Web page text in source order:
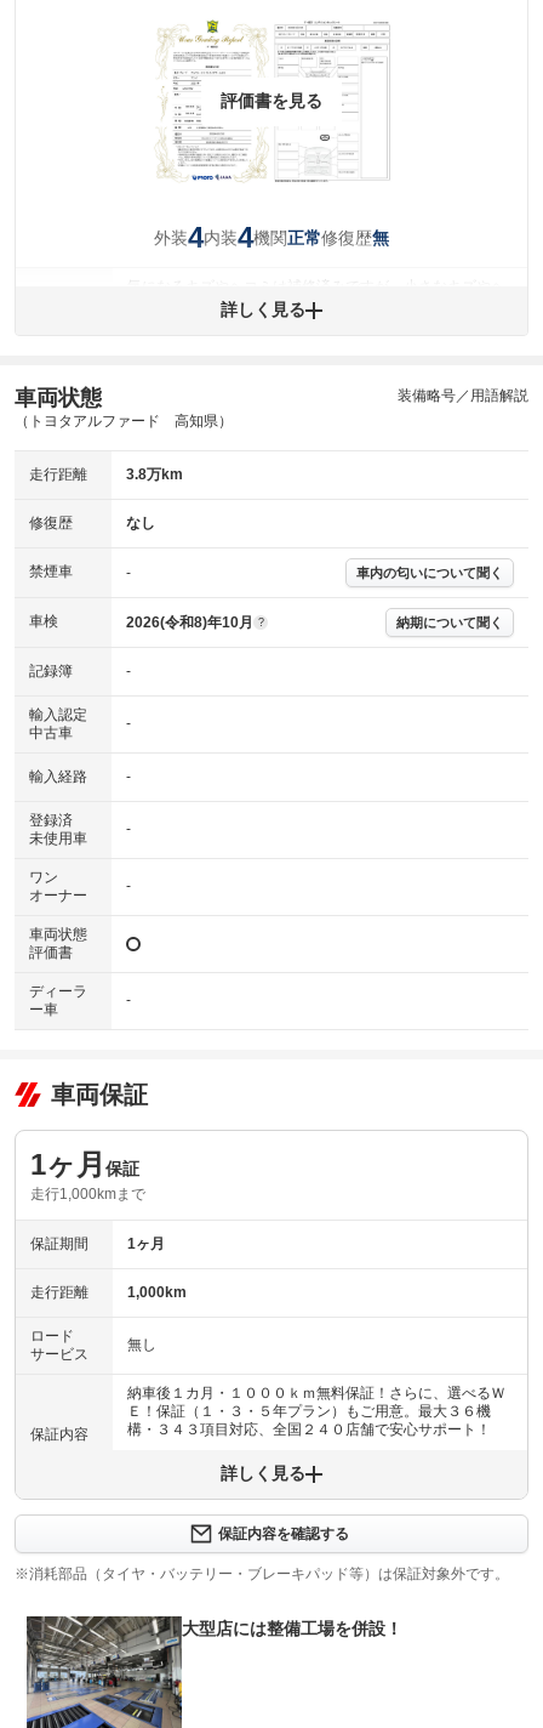
評価書を見る
外装4内装4機関正常修復歴無
コミが残っています。
(内装状態)
機関 主要機関に不具合はありません。
修復歴 詳細は鑑定書をご確認ください。
※グー鑑定は保証サービスではございません。購入時は必ず現車をご確認
※実際にお渡しするコンディションチェックシートにつきましては、形式
※グー鑑定の評価はあくまでも記載している鑑定日の鑑定結果となりま
す。車両情報等の詳細は各販売店へお問い合わせ下さい。
詳しく見る
車両状態
（トヨタアルファード 高知県）
装備略号／用語解説
走行距離 3.8万km
修復歴 なし
禁煙車 - 車内の匂いについて聞く
車検 2026(令和8)年10月 ? 納期について聞く
記録簿 -
輸入認定
中古車
-
輸入経路 -
登録済
未使用車
-
ワン
オーナー
-
車両状態
評価書
ディーラ
ー車
-
車両保証
1ヶ月 保証
走行1,000kmまで
保証期間 1ヶ月
走行距離 1,000km
ロード
サービス
無し
保証内容
納車後１カ月・１０００ｋｍ無料保証！さらに、選べるＷ
Ｅ！保証（１・３・５年プラン）もご用意。最大３６機
構・３４３項目対応、全国２４０店舗で安心サポート！
保証内容について問い合わせる
納車後１ヶ月・１０００ｋｍ以内は３６機構・３４３項目
を保証いたします。詳しくは販売店までお問い合わせ下さ
い。
上限金額
車両本体価格
車両本体価格の５０％まで
免責金 無し
詳しく見る
保証内容を確認する
※消耗部品（タイヤ・バッテリー・ブレーキパッド等）は保証対象外です。
大型店には整備工場を併設！